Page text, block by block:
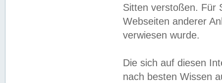
Sitten verstoßen. Für
Webseiten anderer
verwiesen wurde.
Die sich auf diesen
nach besten Wissen